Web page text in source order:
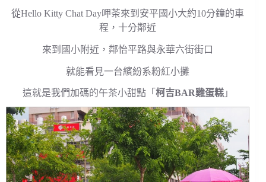
從Hello Kitty Chat Day呷茶來到安平國小大約10分鐘的車
程，十分鄰近
來到國小附近，鄰怡平路與永華六街街口
就能看見一台繽紛系粉紅小攤
這就是我們加碼的午茶小甜點「 柯吉BAR雞蛋糕」